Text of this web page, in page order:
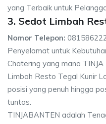
yang Terbaik untuk
3. Sedot Limbah
Nomor Telepon:
Penyelamat untuk
Chatering yang mana
Limbah Resto Tegal Kunir
posisi yang penuh hingga
tuntas.
TINJABANTEN adalah